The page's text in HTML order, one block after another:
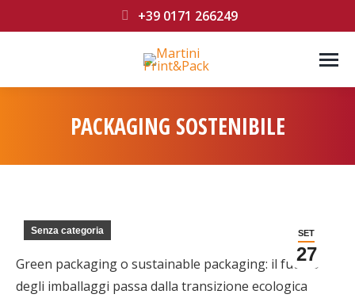
+39 0171 266249
PACKAGING SOSTENIBILE
SET
27
Senza categoria
Green packaging o sustainable packaging: il futuro
degli imballaggi passa dalla transizione ecologica